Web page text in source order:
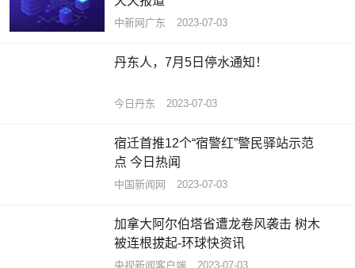
中新网广东 2023-07-03
丹东人，7月5日停水通知！
今日丹东 2023-07-03
宿迁首推12个“宿警红”警民驿站示范
点 今日热闻
中国新闻网 2023-07-03
加拿大阿尔伯塔省遭龙卷风袭击 树木
被连根拔起-环球快资讯
央视新闻客户端 2023-07-03